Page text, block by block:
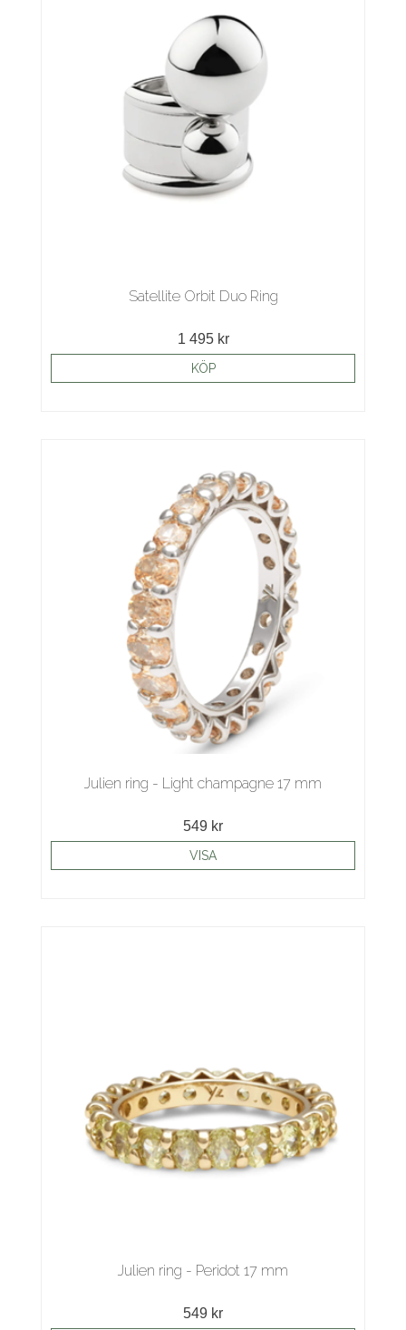
Satellite Orbit Duo Ring
1 495 kr
KÖP
Julien ring - Light champagne 17 mm
549 kr
VISA
Julien ring - Peridot 17 mm
549 kr